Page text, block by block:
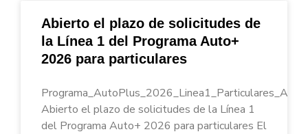
Abierto el plazo de solicitudes de
la Línea 1 del Programa Auto+
2026 para particulares
Abierto el plazo de solicitudes de la Línea 1
del Programa Auto+ 2026 para particulares El